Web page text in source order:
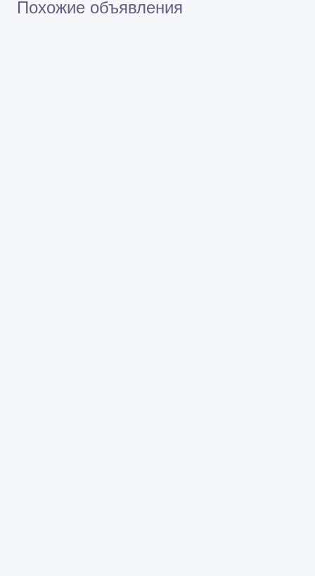
Похожие объявления